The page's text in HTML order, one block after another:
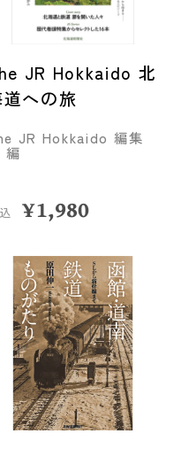
JR Hokkaido 北
への旅
JR Hokkaido 編集
編
¥1,980